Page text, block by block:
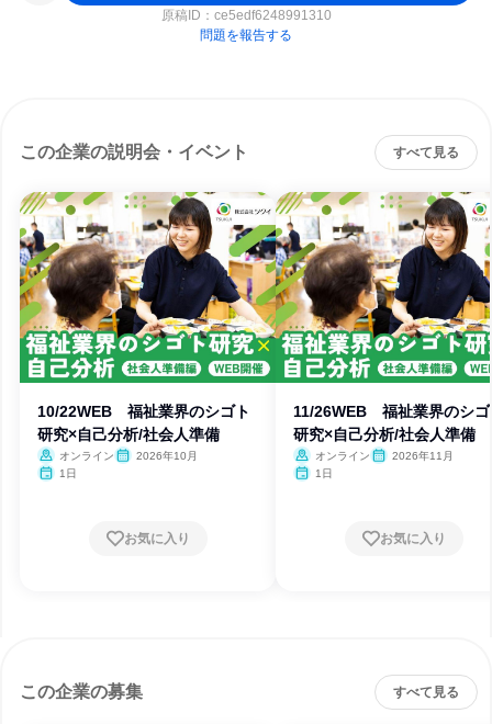
原稿ID： ce5edf6248991310
問題を報告する
この企業の説明会・イベント すべて見る
10/22WEB 福祉業界のシゴト
研究×自己分析/社会人準備
オンライン
2026年10月
1日
お気に入り
11/26WEB 福祉業界のシゴ
研究×自己分析/社会人準備
オンライン
2026年11月
1日
お気に入り
この企業の募集 すべて見る